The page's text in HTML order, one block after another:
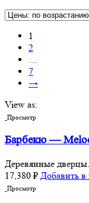
1
2
…
7
→
View as:
Просмотр
Барбекю —
Деревянные
17,380 ₽ Добавить в
Просмотр